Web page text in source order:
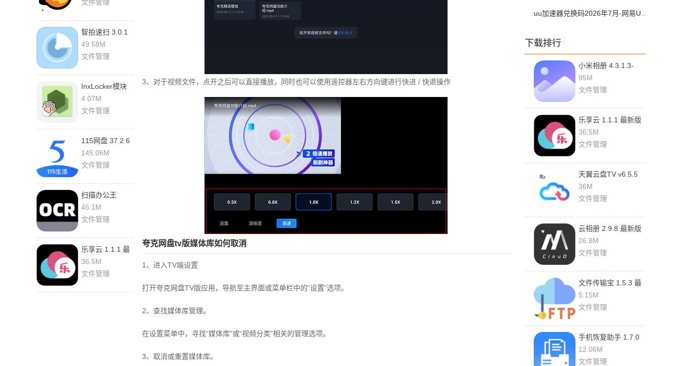
文件管理
智拍速扫 3.0.1
最新版
49.58M
文件管理
InxLocker模块
1.4 最新版
4.07M
文件管理
115网盘 37.2.6
最新版
145.06M
文件管理
扫描办公王
1.5.0 最新版
46.1M
文件管理
乐享云 1.1.1 最
新版
36.5M
文件管理
3、对于视频文件，点开之后可以直接播放，同时也可以使用遥控器左右方向键进行快进 / 快退操作
夸克网盘tv版媒体库如何取消
‌1、进入TV端设置‌
打开夸克网盘TV版应用，导航至主界面或菜单栏中的“设置”选项。‌‌
2、查找媒体库管理‌。
在设置菜单中，寻找“媒体库”或“视频分类”相关的管理选项。‌‌
3、取消或重置媒体库‌。
下载排行
小米相册 4.3.1.3-
global 安卓版
95M
文件管理
乐享云 1.1.1 最新版
36.5M
文件管理
天翼云盘TV v6.5.5
最新版
36M
文件管理
云相册 2.9.8 最新版
26.8M
文件管理
文件传输宝 1.5.3 最
新版
5.15M
文件管理
手机恢复助手 1.7.0
官方版
12.06M
文件管理